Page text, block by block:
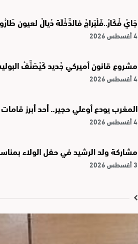
جَايْ فْكَارْ..فَلْبَراجْ فالدَّخْلَة دْيالْ لعيون
4 أغسطس 2026
مشروع قانون أميركي جْديد كَيْصَنَّفْ
4 أغسطس 2026
المغرب يودع أوعلي حجير.. أحد أبرز قامات
4 أغسطس 2026
مشاركة ولد الرشيد في حفل الولاء
3 أغسطس 2026